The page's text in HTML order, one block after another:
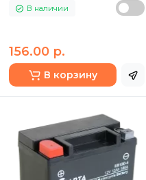
В наличии
156.00 р.
В корзину